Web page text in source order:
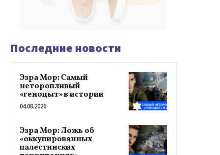
Последние новости
Эзра Мор: Самый
неторопливый
«геноцыт» в истории
04.08.2026
Эзра Мор: Ложь об
«оккупированных
палестинских